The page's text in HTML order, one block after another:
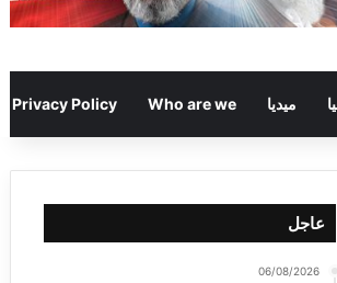
ميديا Who are we
Privacy Policy
عاجل
06/08/2026